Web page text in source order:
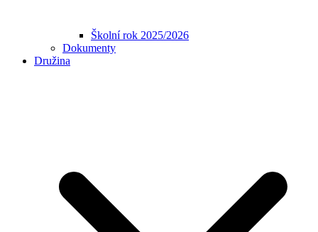
Školní rok 2025/2026
Dokumenty
Družina